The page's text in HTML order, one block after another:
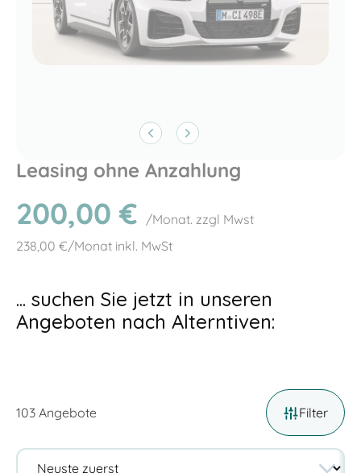
Leasing ohne Anzahlung
200,00 € /Monat. zzgl Mwst
238,00 €/Monat inkl. MwSt
... suchen Sie jetzt in unseren
Angeboten nach Alterntiven:
103 Angebote Filter